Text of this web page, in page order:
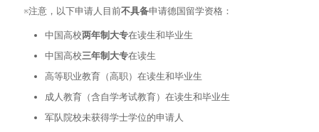
※注意，以下申请人目前不具备申请德国留学资格：
中国高校两年制大专在读生和毕业生
中国高校三年制大专在读生
高等职业教育（高职）在读生和毕业生
成人教育（含自学考试教育）在读生和毕业生
军队院校未获得学士学位的申请人